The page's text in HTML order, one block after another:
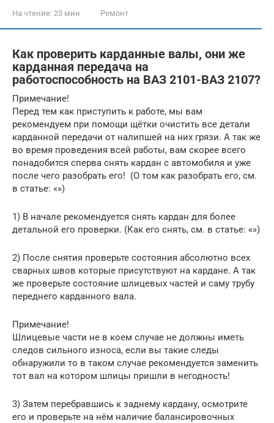
На чтение: 23 мин Ремонт
Как проверить карданные валы, они же
карданная передача на
работоспособность на ВАЗ 2101-ВАЗ 2107?
Примечание!
Перед тем как приступить к работе, мы вам
рекомендуем при помощи щётки очистить все детали
карданной передачи от налипшей на них грязи. А так же
во время проведения всей работы, вам скорее всего
понадобится сперва снять кардан с автомобиля и уже
после чего разобрать его! (О том как разобрать его, см.
в статье: «»)
1) В начале рекомендуется снять кардан для более
детальной его проверки. (Как его снять, см. в статье: «»)
2) После снятия проверьте состояния абсолютно всех
сварных швов которые присутствуют на кардане. А так
же проверьте состояние шлицевых частей и саму трубу
переднего карданного вала.
Примечание!
Шлицевые части не в коем случае не должны иметь
следов сильного износа, если вы такие следы
обнаружили то в таком случае рекомендуется заменить
тот вал на котором шлицы пришли в негодность!
3) Затем перебравшись к заднему кардану, осмотрите
его и проверьте на нём наличие балансировочных